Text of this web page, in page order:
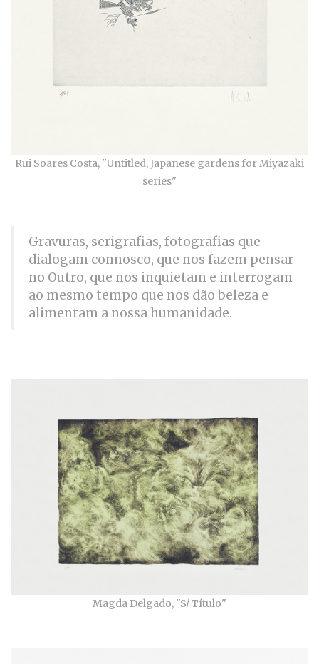
Rui Soares Costa, "Untitled, Japanese gardens for Miyazaki
series"
Gravuras, serigrafias, fotografias que
dialogam connosco, que nos fazem pensar
no Outro, que nos inquietam e interrogam
ao mesmo tempo que nos dão beleza e
alimentam a nossa humanidade.
Magda Delgado, "S/ Título"